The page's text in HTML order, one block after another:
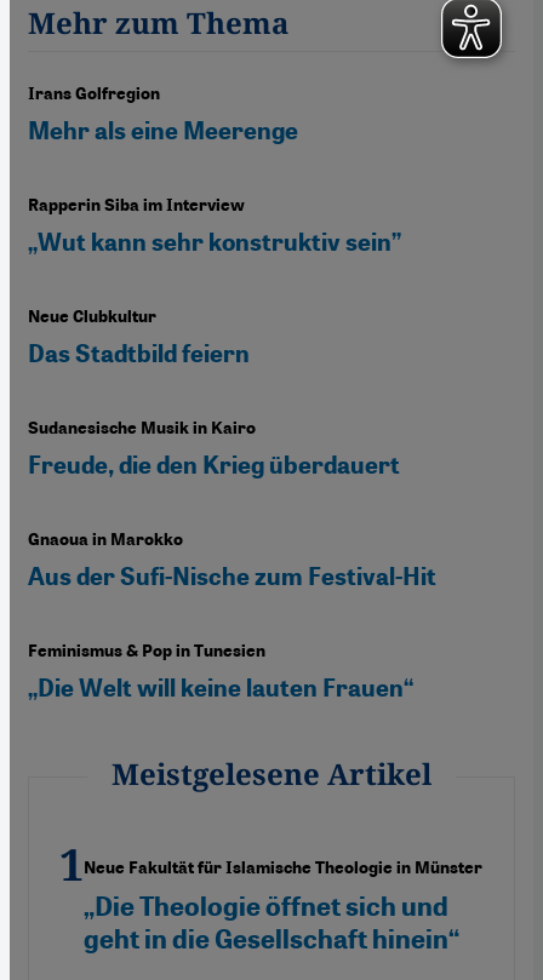
Mehr zum Thema
Irans Golfregion
Mehr als eine Meerenge
Rapperin Siba im Interview
„Wut kann sehr konstruktiv sein”
Neue Clubkultur
Das Stadtbild feiern
Sudanesische Musik in Kairo
Freude, die den Krieg überdauert
Gnaoua in Marokko
Aus der Sufi-Nische zum Festival-Hit
Feminismus & Pop in Tunesien
„Die Welt will keine lauten Frauen“
Meistgelesene Artikel
Neue Fakultät für Islamische Theologie in Münster
„Die Theologie öffnet sich und
geht in die Gesellschaft hinein“